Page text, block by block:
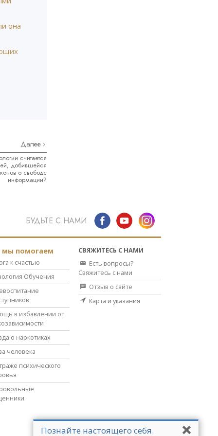
она
Далее
считается
добившейся
о свободе
информации?
Познайте настоящего себя.
БУДЬТЕ С НАМИ
мы помогаем
к счастью
Обучения
в избавлении от
о наркотиках
человека
психического
СВЯЖИТЕСЬ С НАМИ
Есть вопросы?
Свяжитесь с нами
Отзыв о сайте
Карта и указания